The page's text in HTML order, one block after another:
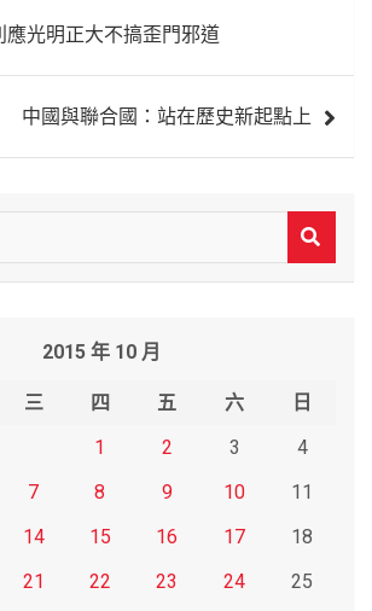
應光明正大不搞歪門邪道
中國與聯合國：站在歷史新起點上
2015 年 10 月
三 四 五 六
日
1
2 3
4
7 8 9 10
11
14 15 16 17
18
21 22 23 24
25